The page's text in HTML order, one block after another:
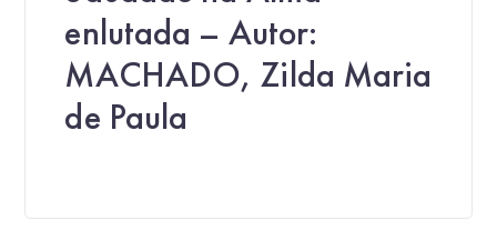
enlutada – Autor:
MACHADO, Zilda Maria
de Paula